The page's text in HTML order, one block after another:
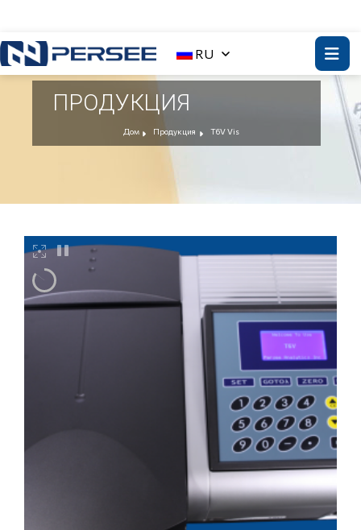
RU
ПРОДУКЦИЯ
Дом Продукция T6V Vis